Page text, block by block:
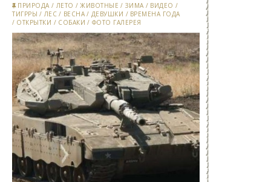
ПРИРОДА / ЛЕТО /ЖИВОТНЫЕ / ЗИМА / ВИДЕО /
ТИГРРЫ / ЛЕС / ВЕСНА / ДЕВУШКИ / ВРЕМЕНА ГОДА
/ ОТКРЫТКИ / СОБАКИ / ФОТО ГАЛЕРЕЯ